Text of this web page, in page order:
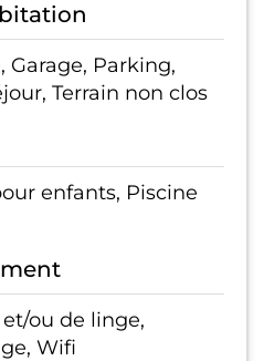
Garage, Parking,
Terrain non clos
enfants, Piscine
ou de linge,
Wifi